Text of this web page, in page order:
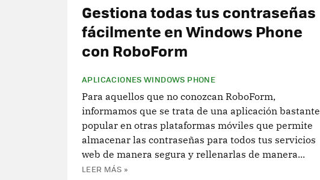
Gestiona todas tus contraseñas
fácilmente en Windows Phone
con RoboForm
APLICACIONES WINDOWS PHONE
Para aquellos que no conozcan RoboForm,
informamos que se trata de una aplicación bastante
popular en otras plataformas móviles que permite
almacenar las contraseñas para todos tus servicios
web de manera segura y rellenarlas de manera...
LEER MÁS »